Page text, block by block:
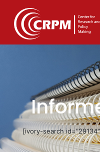
[ivory-search